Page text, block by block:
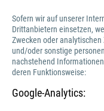
Sofern wir auf unserer
Drittanbietern einsetzen,
Zwecken oder
und/oder sonstige
nachstehend
deren Funktionsweise:
Google-Analytics: